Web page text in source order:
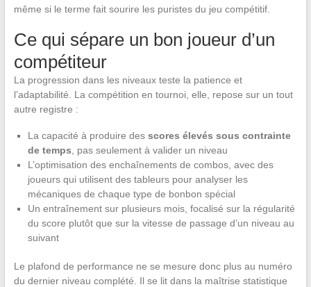
même si le terme fait sourire les puristes du jeu compétitif.
Ce qui sépare un bon joueur d’un
compétiteur
La progression dans les niveaux teste la patience et
l’adaptabilité. La compétition en tournoi, elle, repose sur un tout
autre registre :
La capacité à produire des scores élevés sous contrainte
de temps, pas seulement à valider un niveau
L’optimisation des enchaînements de combos, avec des
joueurs qui utilisent des tableurs pour analyser les
mécaniques de chaque type de bonbon spécial
Un entraînement sur plusieurs mois, focalisé sur la régularité
du score plutôt que sur la vitesse de passage d’un niveau au
suivant
Le plafond de performance ne se mesure donc plus au numéro
du dernier niveau complété. Il se lit dans la maîtrise statistique